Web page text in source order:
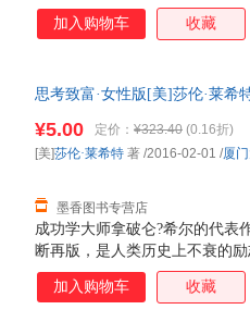
朋友的父亲的建议，也就是书
奴隶，要让金钱为我们工作，
加入购物车 收藏
思考致富·女性版[美]莎伦·莱希
成功学大师拿破仑?希尔的代表
断再版，是人类历史上不衰的
特、罗福斯、洛克菲勒、爱迪
的亲身采访，以其准确精炼的
¥5.00 定价： ¥323.40 (0.16折)
墨香图书专营店
[美]莎伦·莱希特 著 /2016-02-01 /厦
加入购物车 收藏